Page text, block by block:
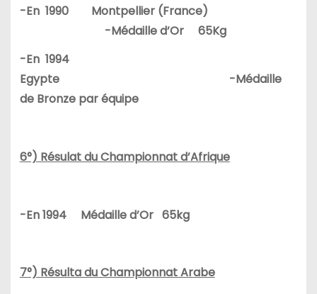
-En 1990 Montpellier (France)
-Médaille d’Or 65Kg
-En 1994
Egypte -Médaille
de Bronze par équipe
6°) Résulat du Championnat d’Afrique
-En 1994 Médaille d’Or 65kg
7°) Résulta du Championnat Arabe